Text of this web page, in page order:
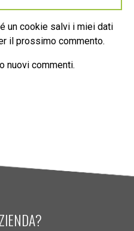
un cookie salvi i miei dati
il prossimo commento.
nuovi commenti.